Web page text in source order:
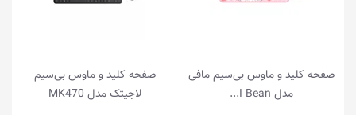
صفحه کلید و ماوس بی‌سیم مافی
مدل I Bean...
صفحه کلید و ماوس بی‌سیم
لاجیتک مدل MK470